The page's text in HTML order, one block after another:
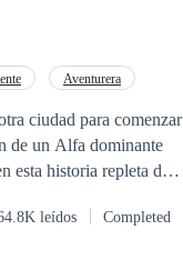
Aventurera
ciudad para comenzar
ofensivo o
leídos Completed